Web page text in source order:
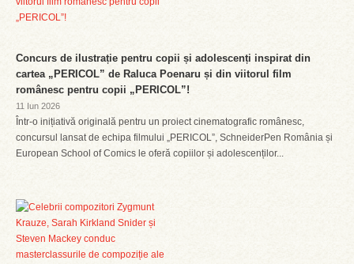
Concurs de ilustrație pentru copii și adolescenți inspirat din
cartea „PERICOL” de Raluca Poenaru și din viitorul film
românesc pentru copii „PERICOL”!
11 Iun 2026
Într-o inițiativă originală pentru un proiect cinematografic românesc,
concursul lansat de echipa filmului „PERICOL”, SchneiderPen România și
European School of Comics le oferă copiilor și adolescenților...